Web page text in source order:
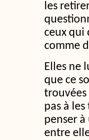
les
ceux qui
comme
Elles ne
que ce
trouvées
pas à
penser
entre